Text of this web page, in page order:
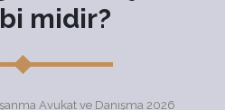
midir?
Avukat ve Danışma 2026